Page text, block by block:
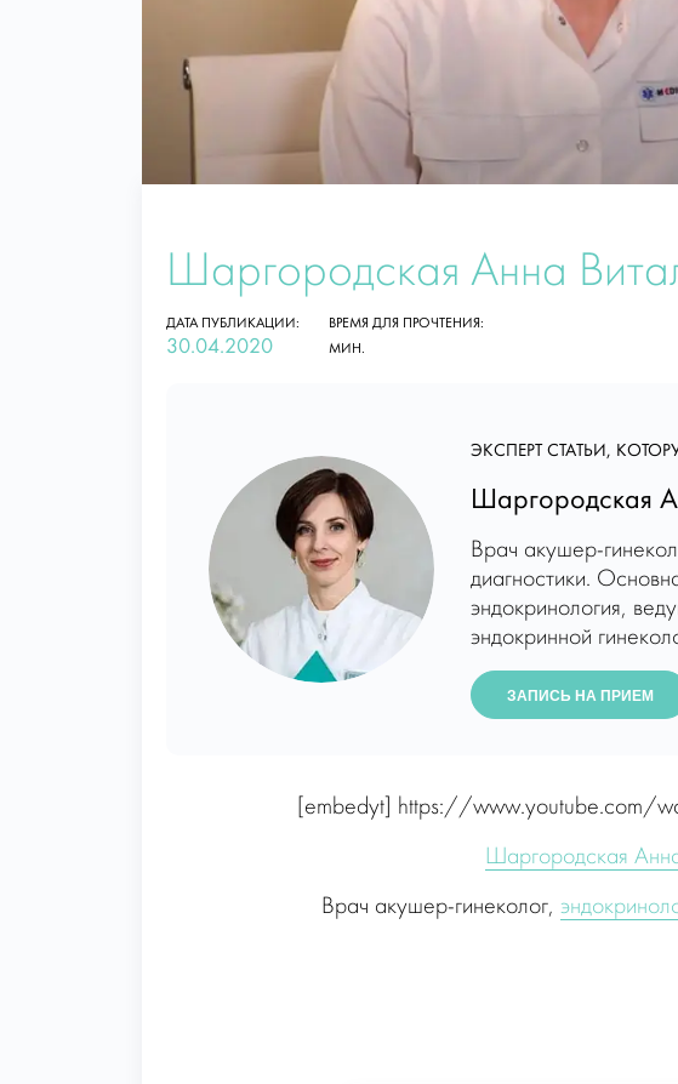
Шаргородская Анна
ДАТА ПУБЛИКАЦИИ:
30.04.2020
ВРЕМЯ ДЛЯ ПРОЧТЕНИЯ:
МИН.
ЭКСПЕРТ СТАТЬИ,
Шаргородская
Врач акушер-
диагностики.
эндокринология,
эндокринной
ЗАПИСЬ НА ПРИЕМ
[embedyt] https://www.youtube.com/
Шаргородская
Врач акушер-гинеколог,